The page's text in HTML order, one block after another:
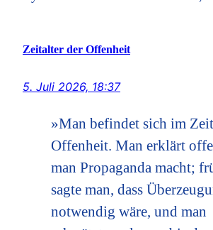
Zeitalter der Offenheit
5. Juli 2026, 18:37
»Man befindet sich im
Offenheit. Man erklärt
man Propaganda macht;
sagte man, dass
notwendig wäre, und man